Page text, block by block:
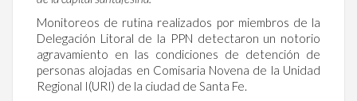
Monitoreos de rutina realizados por miembros de la
Delegación Litoral de la PPN detectaron un notorio
agravamiento en las condiciones de detención de
personas alojadas en Comisaria Novena de la Unidad
Regional I(URI) de la ciudad de Santa Fe.